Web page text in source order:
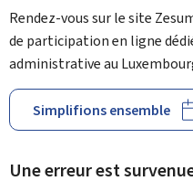
Rendez-vous sur le site
de participation en ligne
administrative au
Simplifions ensemble
Une erreur est